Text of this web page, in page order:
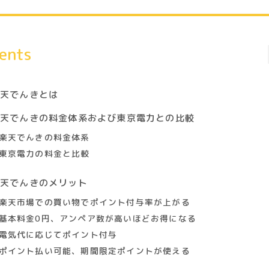
でんきとは
でんきの料金体系および東京電力との比較
天でんきの料金体系
京電力の料金と比較
でんきのメリット
天市場での買い物でポイント付与率が上がる
本料金0円、アンペア数が高いほどお得になる
気代に応じてポイント付与
イント払い可能、期間限定ポイントが使える